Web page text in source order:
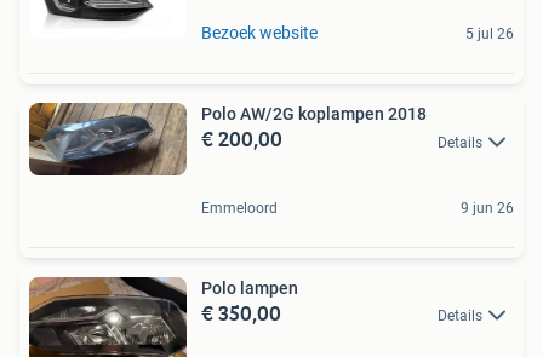
Bezoek website 5 jul 26
Polo AW/2G koplampen 2018
€ 200,00 Details
Emmeloord 9 jun 26
Polo lampen
€ 350,00 Details